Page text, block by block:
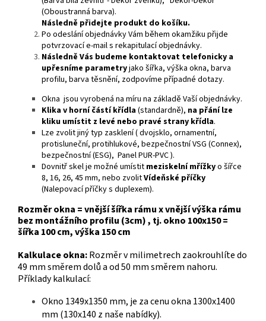
(Oboustranná barva).
Následně přidejte produkt do košíku.
Po odeslání objednávky Vám během okamžiku přijde
potvrzovací e-mail s rekapitulací objednávky.
Následně Vás budeme kontaktovat telefonicky a
upřesníme parametryjako šířka, výška okna, barva
profilu, barva těsnění, zodpovíme případné dotazy.
Okna jsou vyrobená na míru na základě Vaší objednávky.
Klika v horní částí křídla(standardně), na přání lze
kliku umístit z levé nebo pravé strany křídla.
Lze zvolit jiný typ zasklení ( dvojsklo, ornamentní,
protisluneční, protihlukové, bezpečnostní VSG (Connex),
bezpečnostní (ESG), Panel PUR-PVC ).
Dovnitř skel je možné umístit meziskelní mřížkyo šířce
8, 16, 26, 45 mm, nebo zvolitVídeňské příčky
(Nalepovací příčky s duplexem).
Rozměr okna = vnější šířka rámu x vnější výška rámu
bez montážního profilu (3cm) , tj. okno 100x150 =
šířka 100 cm, výška 150 cm
Kalkulace okna:Rozměr v milimetrech zaokrouhlíte do
49 mm směrem dolů a od 50 mm směrem nahoru.
Příklady kalkulací:
Okno 1349x1350 mm, je za cenu okna 1300x1400
mm (130x140 z naše nabídky).